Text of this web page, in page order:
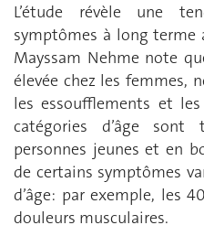
L’étude révèle une
symptômes à long terme
Mayssam Nehme note
élevée chez les femmes,
les essoufflements et
catégories d’âge sont
personnes jeunes et en
de certains symptômes
d’âge: par exemple, les
douleurs musculaires.